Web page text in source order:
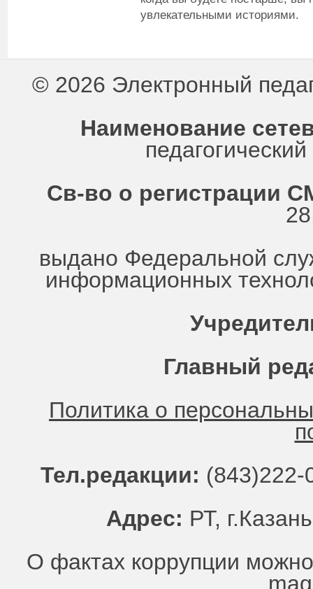
увлекательными историями.
© 2026 Электронный
Наименование
Св-во о регистрации
выдано Федеральной
информационных
Главный
Политика о
Тел.редакции:
Адрес: РТ,
О фактах коррупции